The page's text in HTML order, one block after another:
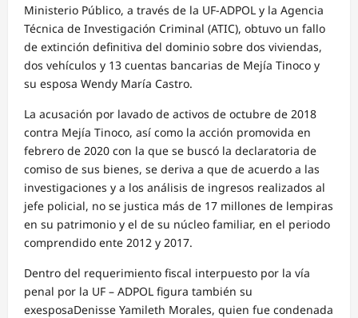
Ministerio Público, a través de la UF-ADPOL y la Agencia
Técnica de Investigación Criminal (ATIC), obtuvo un fallo
de extinción definitiva del dominio sobre dos viviendas,
dos vehículos y 13 cuentas bancarias de Mejía Tinoco y
su esposa Wendy María Castro.
La acusación por lavado de activos de octubre de 2018
contra Mejía Tinoco, así como la acción promovida en
febrero de 2020 con la que se buscó la declaratoria de
comiso de sus bienes, se deriva a que de acuerdo a las
investigaciones y a los análisis de ingresos realizados al
jefe policial, no se justica más de 17 millones de lempiras
en su patrimonio y el de su núcleo familiar, en el periodo
comprendido ente 2012 y 2017.
Dentro del requerimiento fiscal interpuesto por la vía
penal por la UF – ADPOL figura también su
exesposaDenisse Yamileth Morales, quien fue condenada